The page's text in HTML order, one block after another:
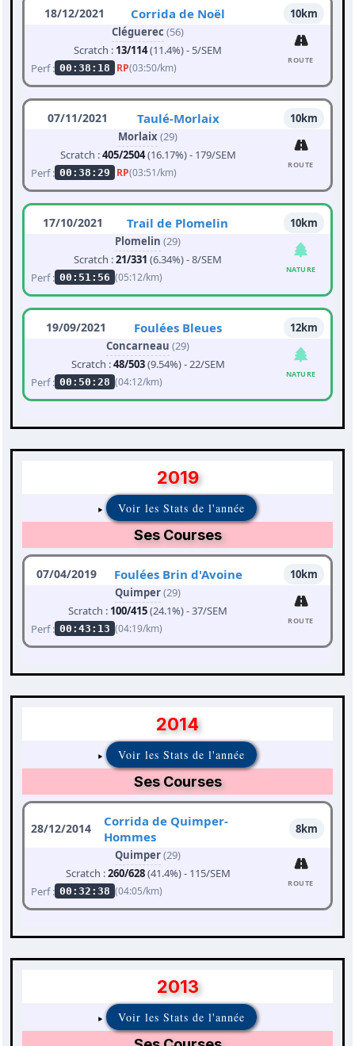
18/12/2021 Corrida de Noël
10km
Cléguerec (56)
Scratch : 13/114(11.4%) - 5/SEM
Perf : 00:38:18 RP(03:50/km)
ROUTE
07/11/2021 Taulé-Morlaix
10km
Morlaix(29)
Scratch :405/2504(16.17%) - 179/SEM
Perf : 00:38:29 RP(03:51/km)
ROUTE
17/10/2021 Trail de Plomelin
10km
Plomelin (29)
Scratch :21/331 (6.34%) - 8/SEM
Perf : 00:51:56 (05:12/km)
NATURE
19/09/2021 Foulées Bleues
12km
Concarneau (29)
Scratch :48/503(9.54%) - 22/SEM
Perf : 00:50:28 (04:12/km)
NATURE
2019
Voir les Stats de l'année
Ses Courses
07/04/2019 Foulées Brin d'Avoine
10km
Quimper(29)
Scratch : 100/415(24.1%) - 37/SEM
Perf : 00:43:13 (04:19/km)
ROUTE
2014
Voir les Stats de l'année
Ses Courses
28/12/2014
Corrida de Quimper-
Hommes
8km
Quimper(29)
Scratch :260/628(41.4%) - 115/SEM
Perf : 00:32:38 (04:05/km)
ROUTE
2013
Voir les Stats de l'année